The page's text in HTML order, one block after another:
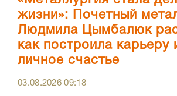
жизни»: Почетный
Людмила Цымбалюк
как построила карьеру
личное счастье
03.08.202609:18